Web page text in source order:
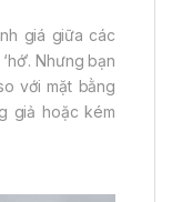
giá giữa các
Nhưng bạn
với mặt bằng
giả hoặc kém